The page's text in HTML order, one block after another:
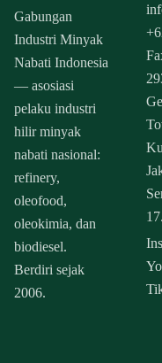
Gabungan
Industri Minyak
Nabati Indonesia
— asosiasi
pelaku industri
hilir minyak
nabati nasional:
refinery,
oleofood,
oleokimia, dan
biodiesel.
Berdiri sejak
2006.